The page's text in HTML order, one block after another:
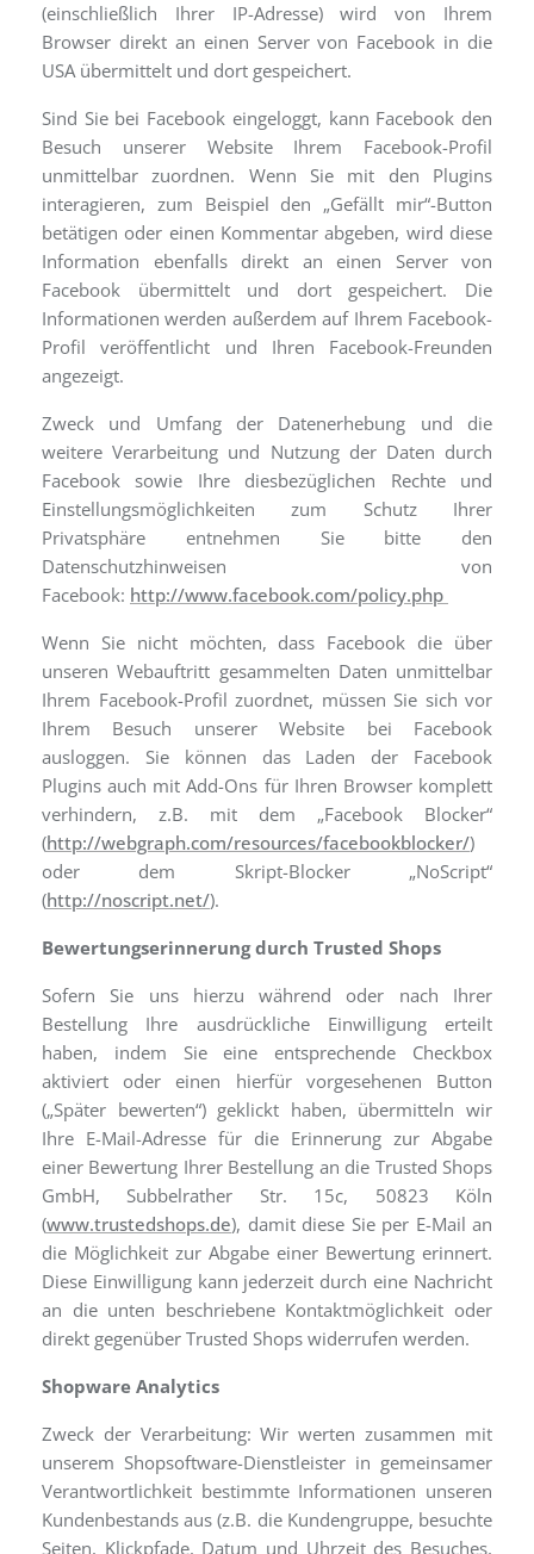
(einschließlich Ihrer IP-Adresse) wird von Ihrem
Browser direkt an einen Server von Facebook in die
USA übermittelt und dort gespeichert.
Sind Sie bei Facebook eingeloggt, kann Facebook den
Besuch unserer Website Ihrem Facebook-Profil
unmittelbar zuordnen. Wenn Sie mit den Plugins
interagieren, zum Beispiel den „Gefällt mir“-Button
betätigen oder einen Kommentar abgeben, wird diese
Information ebenfalls direkt an einen Server von
Facebook übermittelt und dort gespeichert. Die
Informationen werden außerdem auf Ihrem Facebook-
Profil veröffentlicht und Ihren Facebook-Freunden
angezeigt.
Zweck und Umfang der Datenerhebung und die
weitere Verarbeitung und Nutzung der Daten durch
Facebook sowie Ihre diesbezüglichen Rechte und
Einstellungsmöglichkeiten zum Schutz Ihrer
Privatsphäre entnehmen Sie bitte den
Datenschutzhinweisen von
Facebook: http://www.facebook.com/policy.php
Wenn Sie nicht möchten, dass Facebook die über
unseren Webauftritt gesammelten Daten unmittelbar
Ihrem Facebook-Profil zuordnet, müssen Sie sich vor
Ihrem Besuch unserer Website bei Facebook
ausloggen. Sie können das Laden der Facebook
Plugins auch mit Add-Ons für Ihren Browser komplett
verhindern, z.B. mit dem „Facebook Blocker“
(http://webgraph.com/resources/facebookblocker/)
oder dem Skript-Blocker „NoScript“
(http://noscript.net/).
Bewertungserinnerung durch Trusted Shops
Sofern Sie uns hierzu während oder nach Ihrer
Bestellung Ihre ausdrückliche Einwilligung erteilt
haben, indem Sie eine entsprechende Checkbox
aktiviert oder einen hierfür vorgesehenen Button
(„Später bewerten“) geklickt haben, übermitteln wir
Ihre E-Mail-Adresse für die Erinnerung zur Abgabe
einer Bewertung Ihrer Bestellung an die Trusted Shops
GmbH, Subbelrather Str. 15c, 50823 Köln
(www.trustedshops.de), damit diese Sie per E-Mail an
die Möglichkeit zur Abgabe einer Bewertung erinnert.
Diese Einwilligung kann jederzeit durch eine Nachricht
an die unten beschriebene Kontaktmöglichkeit oder
direkt gegenüber Trusted Shops widerrufen werden.
Shopware Analytics
Zweck der Verarbeitung: Wir werten zusammen mit
unserem Shopsoftware-Dienstleister in gemeinsamer
Verantwortlichkeit bestimmte Informationen unseren
Kundenbestands aus (z.B. die Kundengruppe, besuchte
Seiten, Klickpfade, Datum und Uhrzeit des Besuches,